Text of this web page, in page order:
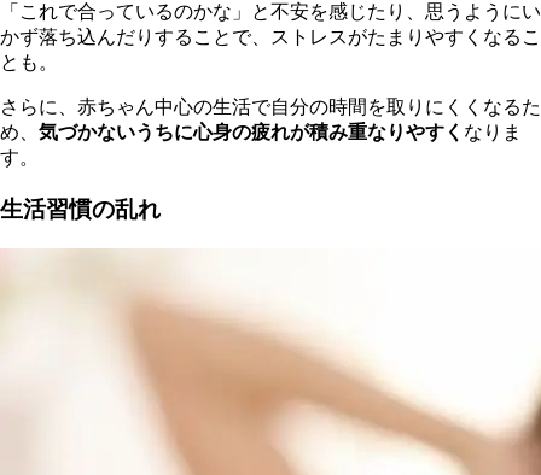
「これで合っているのかな」と不安を感じたり、思うようにい
かず落ち込んだりすることで、ストレスがたまりやすくなるこ
とも。
さらに、赤ちゃん中心の生活で自分の時間を取りにくくなるた
め、 気づかないうちに心身の疲れが積み重なりやすく なりま
す。
生活習慣の乱れ